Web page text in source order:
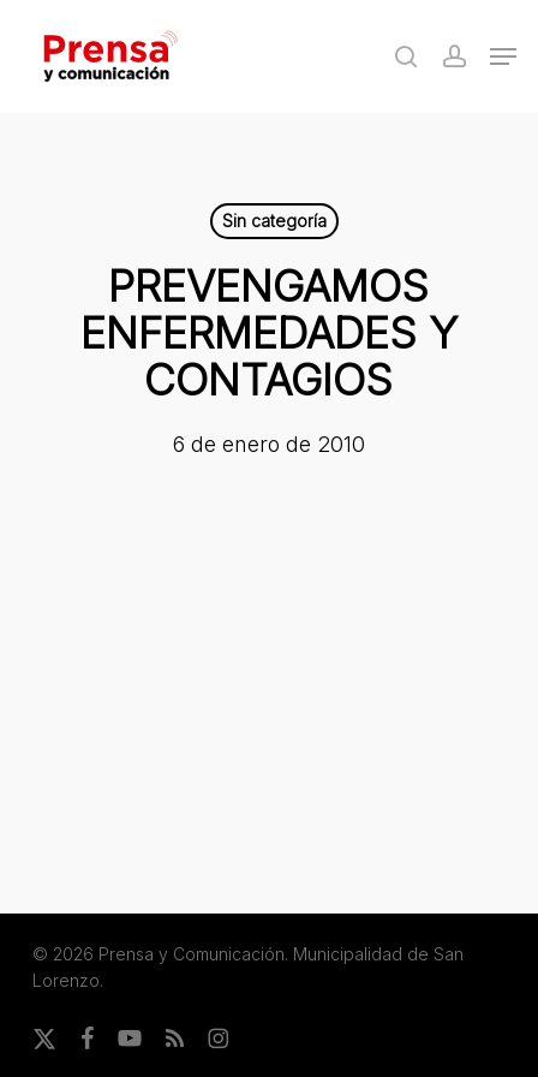
main
search
Sin categoría
PREVENGAMOS
ENFERMEDADES Y
CONTAGIOS
6 de enero de 2010
© 2026 Prensa y Comunicación. Municipalidad de San
Lorenzo.
x-
facebookyoutube
RSS instagram